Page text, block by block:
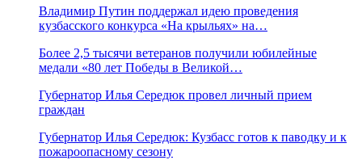
Владимир Путин поддержал идею проведения
кузбасского конкурса «На крыльях» на…
Более 2,5 тысячи ветеранов получили юбилейные
медали «80 лет Победы в Великой…
Губернатор Илья Середюк провел личный прием
граждан
Губернатор Илья Середюк: Кузбасс готов к паводку и к
пожароопасному сезону